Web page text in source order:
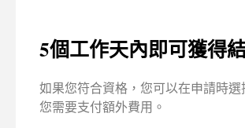
5個工作天內即可獲得
如果您符合資格，您可以在申請時選
您需要支付額外費用。